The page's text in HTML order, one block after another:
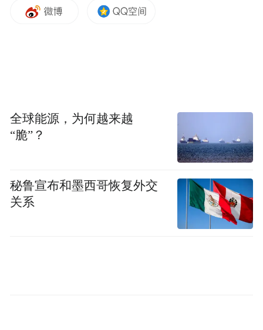
同样首次来到哈尔滨的，还有中山市功粤电
全球能源，为何越来越
“脆”？
秘鲁宣布和墨西哥恢复外交
关系